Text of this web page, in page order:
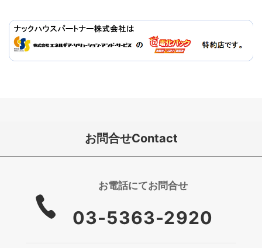
お問合せContact
お電話にてお問合せ
03-5363-2920